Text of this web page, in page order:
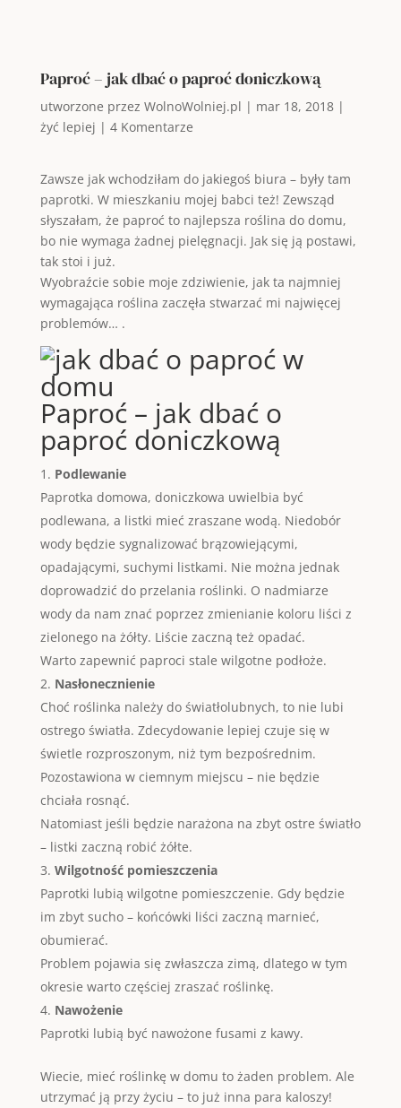
Paproć – jak dbać o paproć doniczkową
utworzone przez WolnoWolniej.pl | mar 18, 2018|
żyć lepiej | 4 Komentarze
Zawsze jak wchodziłam do jakiegoś biura – były tam
paprotki. W mieszkaniu mojej babci też! Zewsząd
słyszałam, że paproć to najlepsza roślina do domu,
bo nie wymaga żadnej pielęgnacji. Jak się ją postawi,
tak stoi i już.
Wyobraźcie sobie moje zdziwienie, jak ta najmniej
wymagająca roślina zaczęła stwarzać mi najwięcej
problemów… .
Paproć – jak dbać o
paproć doniczkową
Podlewanie
Paprotka domowa, doniczkowa uwielbia być
podlewana, a listki mieć zraszane wodą. Niedobór
wody będzie sygnalizować brązowiejącymi,
opadającymi, suchymi listkami. Nie można jednak
doprowadzić do przelania roślinki. O nadmiarze
wody da nam znać poprzez zmienianie koloru liści z
zielonego na żółty. Liście zaczną też opadać.
Warto zapewnić paproci stale wilgotne podłoże.
Nasłonecznienie
Choć roślinka należy do światłolubnych, to nie lubi
ostrego światła. Zdecydowanie lepiej czuje się w
świetle rozproszonym, niż tym bezpośrednim.
Pozostawiona w ciemnym miejscu – nie będzie
chciała rosnąć.
Natomiast jeśli będzie narażona na zbyt ostre światło
– listki zaczną robić żółte.
Wilgotność pomieszczenia
Paprotki lubią wilgotne pomieszczenie. Gdy będzie
im zbyt sucho – końcówki liści zaczną marnieć,
obumierać.
Problem pojawia się zwłaszcza zimą, dlatego w tym
okresie warto częściej zraszać roślinkę.
Nawożenie
Paprotki lubią być nawożone fusami z kawy.
Wiecie, mieć roślinkę w domu to żaden problem. Ale
utrzymać ją przy życiu – to już inna para kaloszy!